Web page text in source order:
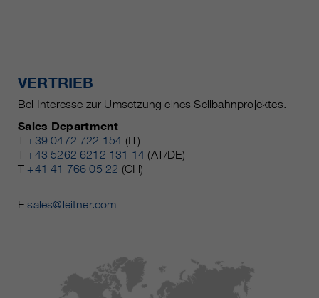
VERTRIEB
Bei Interesse zur Umsetzung eines Seilbahnprojektes.
Sales Department
T +39 0472 722 154 (IT)
T +43 5262 6212 131 14 (AT/DE)
T +41 41 766 05 22 (CH)
Esales@leitner.com